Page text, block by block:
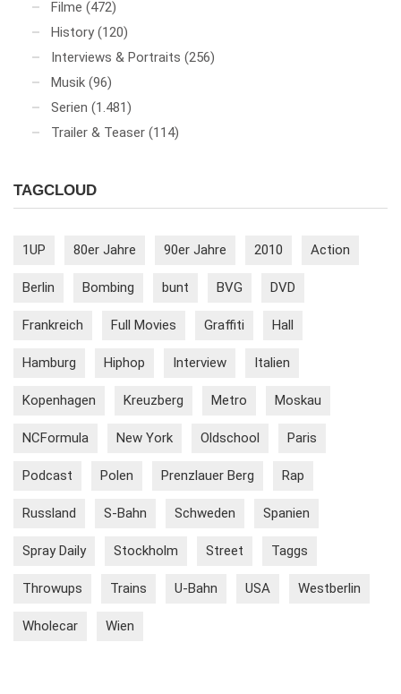
Filme (472)
History (120)
Interviews & Portraits (256)
Musik (96)
Serien (1.481)
Trailer & Teaser (114)
TAGCLOUD
1UP 80er Jahre 90er Jahre 2010 Action
Berlin Bombing bunt BVG DVD
Frankreich Full Movies Graffiti Hall
Hamburg Hiphop Interview Italien
Kopenhagen Kreuzberg Metro Moskau
NCFormula New York Oldschool Paris
Podcast Polen Prenzlauer Berg Rap
Russland S-Bahn Schweden Spanien
Spray Daily Stockholm Street Taggs
Throwups Trains U-Bahn USA Westberlin
Wholecar Wien